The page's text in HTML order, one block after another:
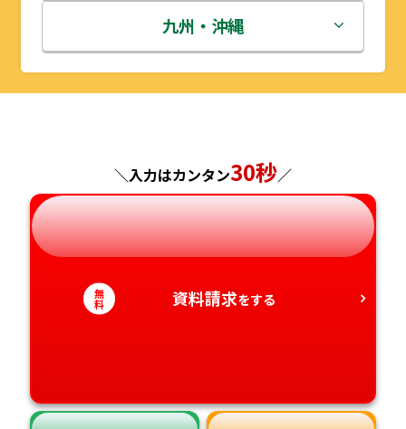
秋田県
山形県
埼玉県
千葉県
神奈川県
石川県
福井県
長野県
岐阜県
滋賀県
京都府
兵庫県
奈良県
鳥取県
島根県
広島県
山口県
九州・沖縄
福岡県
長崎県
熊本県
＼入力はカンタン30秒／
無
料 資料請求をする